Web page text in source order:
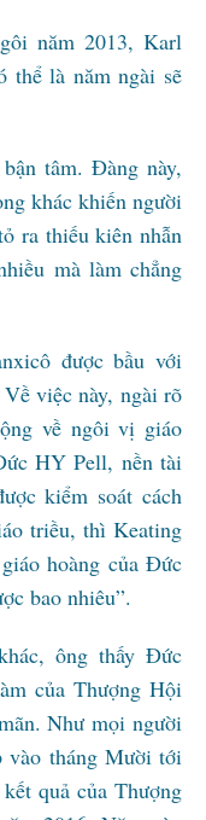
năm 2013, Karl
thể là năm ngài sẽ
tâm. Đàng này,
khác khiến người
ra thiếu kiên nhẫn
mà làm chẳng
được bầu với
việc này, ngài rõ
về ngôi vị giáo
HY Pell, nền tài
kiểm soát cách
triều, thì Keating
hoàng của Đức
bao nhiêu”.
ông thấy Đức
của Thượng Hội
Như mọi người
vào tháng Mười tới
quả của Thượng